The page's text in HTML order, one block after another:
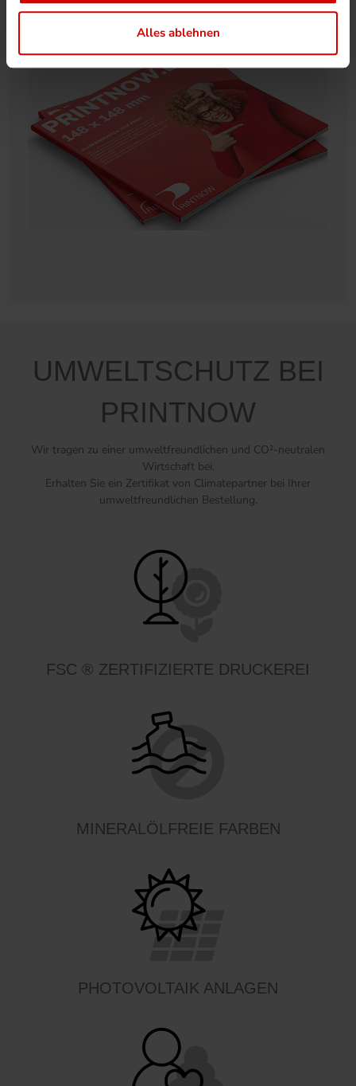
Alles ablehnen
entdecken!
UMWELTSCHUTZ BEI
PRINTNOW
Wir tragen zu einer umweltfreundlichen und CO²-neutralen
Wirtschaft bei.
Erhalten Sie ein Zertifikat von Climatepartner bei Ihrer
umweltfreundlichen Bestellung.
FSC ® ZERTIFIZIERTE DRUCKEREI
MINERALÖLFREIE FARBEN
PHOTOVOLTAIK ANLAGEN